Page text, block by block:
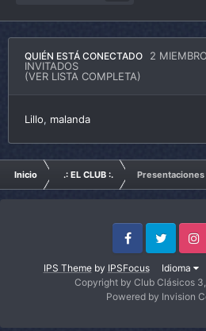
QUIÉN ESTÁ CONECTADO 2
INVITADOS
(VER LISTA COMPLETA)
Lillo malanda
Inicio .: EL CLUB :. Presentaciones
IPS Themeby IPSFocus Idioma
FacebookTwitter
Copyright by Club Clásicos
Powered by Invision